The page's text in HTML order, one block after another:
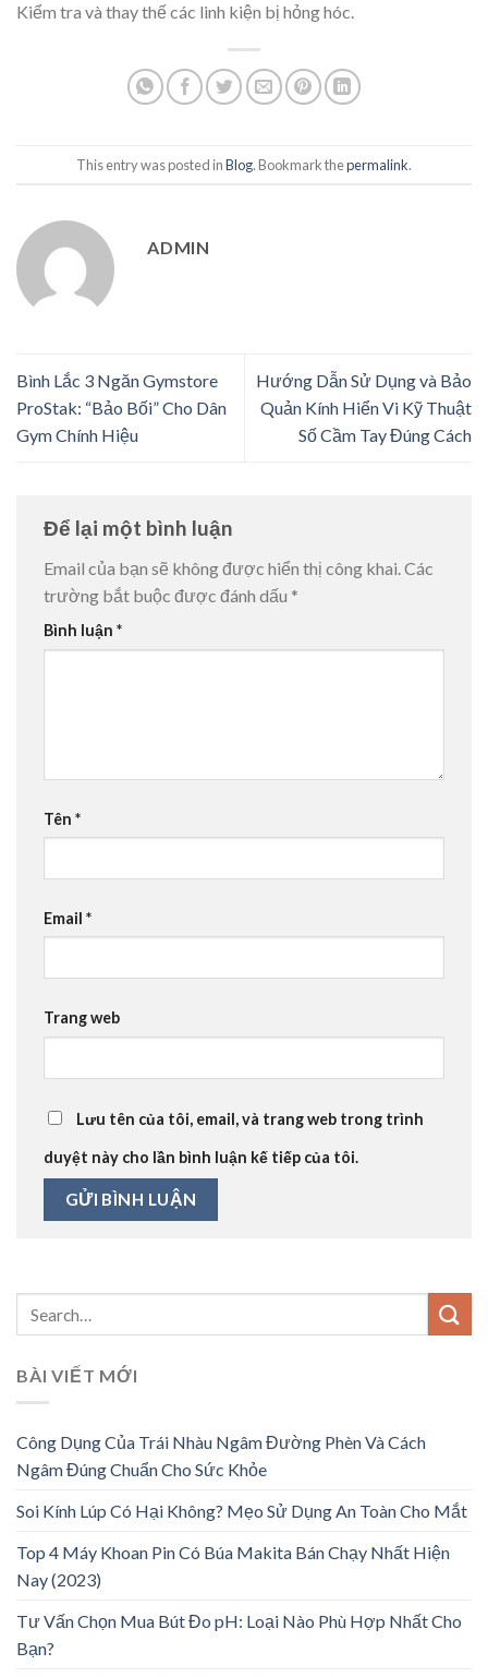
Kiểm tra và thay thế các linh kiện bị hỏng hóc.
This entry was posted inBlog. Bookmark thepermalink.
ADMIN
Bình Lắc 3 Ngăn Gymstore
ProStak: “Bảo Bối” Cho Dân
Gym Chính Hiệu
Hướng Dẫn Sử Dụng và Bảo
Quản Kính Hiển Vi Kỹ Thuật
Số Cầm Tay Đúng Cách
Để lại một bình luận
Email của bạn sẽ không được hiển thị công khai.Các
trường bắt buộc được đánh dấu *
Bình luận *
Tên *
Email *
Trang web
Lưu tên của tôi, email, và trang web trong trình
duyệt này cho lần bình luận kế tiếp của tôi.
BÀI VIẾT MỚI
Công Dụng Của Trái Nhàu Ngâm Đường Phèn Và Cách
Ngâm Đúng Chuẩn Cho Sức Khỏe
Soi Kính Lúp Có Hại Không? Mẹo Sử Dụng An Toàn Cho Mắt
Top 4 Máy Khoan Pin Có Búa Makita Bán Chạy Nhất Hiện
Nay (2023)
Tư Vấn Chọn Mua Bút Đo pH: Loại Nào Phù Hợp Nhất Cho
Bạn?